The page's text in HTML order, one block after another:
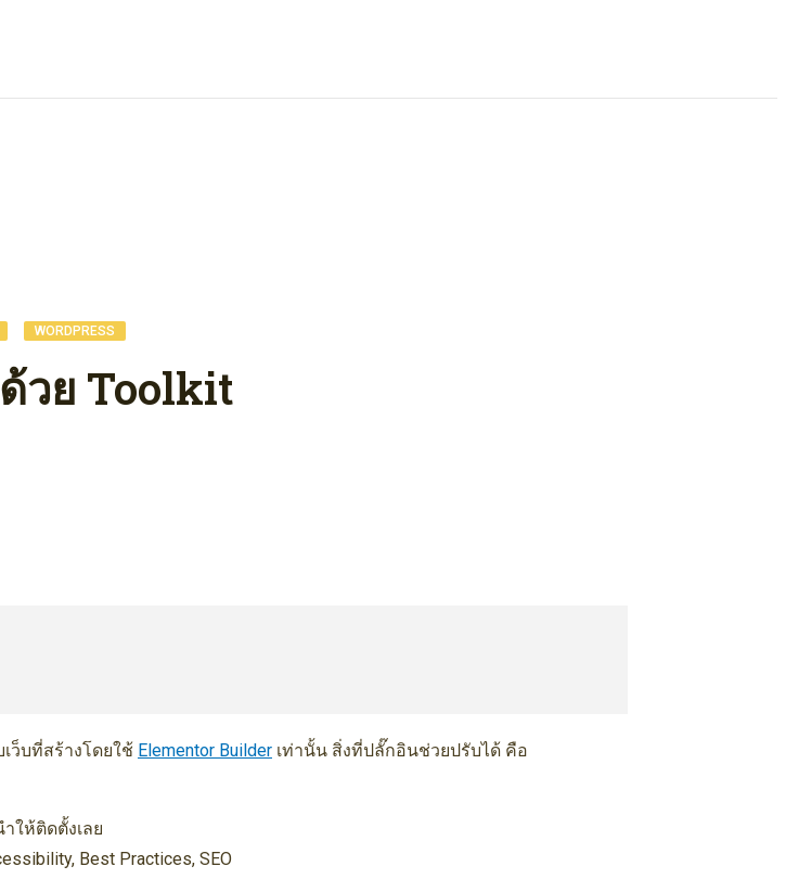
WORDPRESS
วย Toolkit
ว็บที่สร้างโดยใช้ Elementor Builder เท่านั้น สิ่งที่ปลั๊กอินช่วยปรับได้ คือ
ให้ติดตั้งเลย
Best Practices, SEO